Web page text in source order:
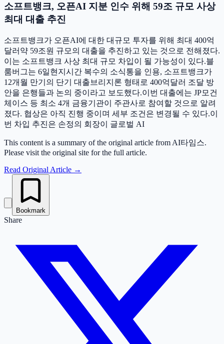
소프트뱅크, 오픈AI 지분 인수 위해 59조 규모 사상
최대 대출 추진
소프트뱅크가 오픈AI에 대한 대규모 투자를 위해 최대 400억
달러약 59조원 규모의 대출을 추진하고 있는 것으로 전해졌다.
이는 소프트뱅크 사상 최대 규모 차입이 될 가능성이 있다.블
룸버그는 6일현지시간 복수의 소식통을 인용, 소프트뱅크가
12개월 만기의 단기 대출브리지론 형태로 400억달러 조달 방
안을 은행들과 논의 중이라고 보도했다.이번 대출에는 JP모건
체이스 등 최소 4개 금융기관이 주관사로 참여할 것으로 알려
졌다. 협상은 아직 진행 중이며 세부 조건은 변경될 수 있다.이
번 차입 추진은 손정의 회장이 글로벌 AI
This content is a summary of the original article from AI타임스.
Please visit the original site for the full article.
Read Original Article →
Bookmark
Share